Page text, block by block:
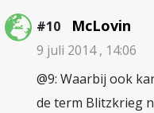
#10 McLovin
9 juli 2014 , 14:06
@9: Waarbij ook
de term Blitzkrieg